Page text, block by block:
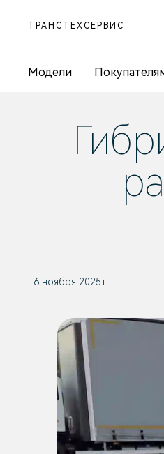
ТРАНСТЕХСЕРВИС
Модели
6 ноября 2025 г.